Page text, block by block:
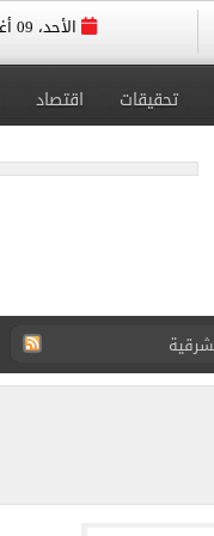
الأحد، 09 أغسطس 2026
تحقيقات اقتصاد